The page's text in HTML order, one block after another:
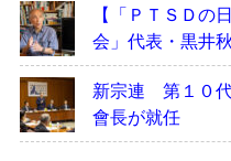
【「ＰＴＳＤの
会」代表・黒井
新宗連 第１０
會長が就任